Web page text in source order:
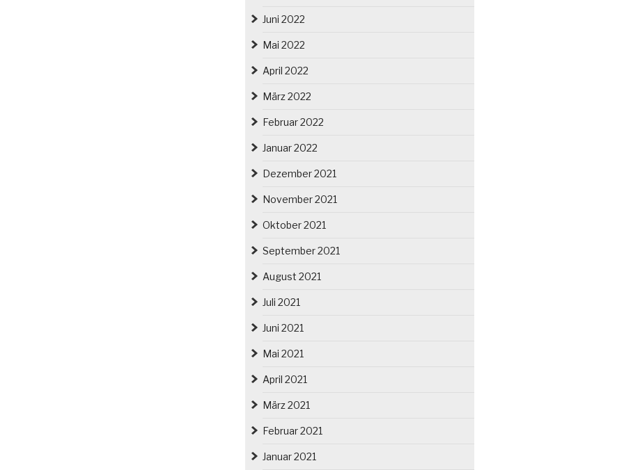
Juni 2022
Mai 2022
April 2022
März 2022
Februar 2022
Januar 2022
Dezember 2021
November 2021
Oktober 2021
September 2021
August 2021
Juli 2021
Juni 2021
Mai 2021
April 2021
März 2021
Februar 2021
Januar 2021